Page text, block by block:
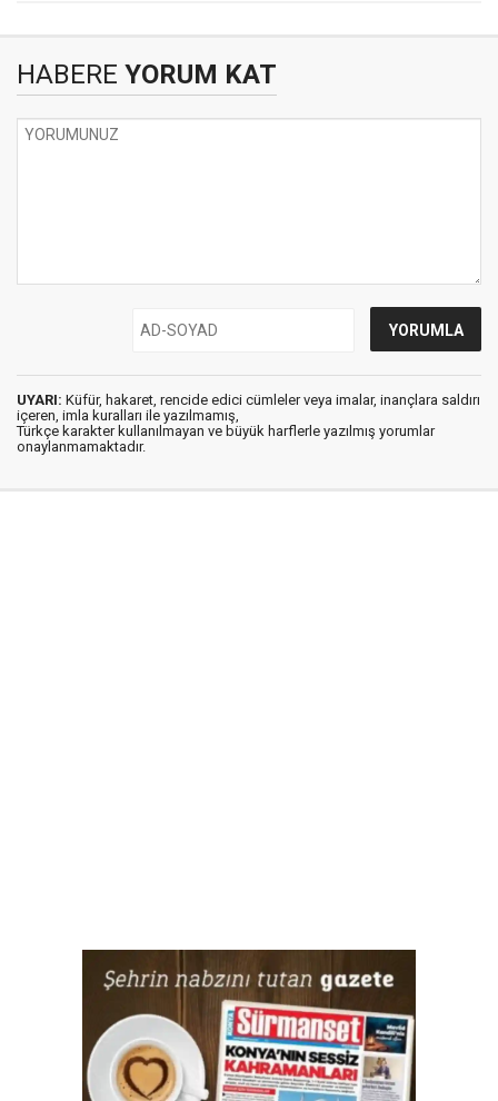
HABERE YORUM KAT
UYARI: Küfür, hakaret, rencide edici cümleler veya imalar, inançlara saldırı
içeren, imla kuralları ile yazılmamış,
Türkçe karakter kullanılmayan ve büyük harflerle yazılmış yorumlar
onaylanmamaktadır.